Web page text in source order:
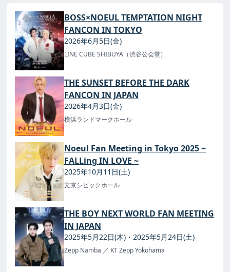
BOSS×NOEUL TEMPTATION NIGHT
FANCON IN TOKYO
2026年6月5日(金)
LINE CUBE SHIBUYA（渋谷公会堂）
THE SUNSET BEFORE THE DARK
FANCON IN JAPAN
2026年4月3日(金)
横浜ランドマークホール
Noeul Fan Meeting in Tokyo 2025 ~
FALLing IN LOVE ~
2025年10月11日(土)
文京シビックホール
THE BOY NEXT WORLD FAN MEETING
IN JAPAN
2025年5月22日(木)・2025年5月24日(土)
Zepp Namba ／ KT Zepp Yokohama